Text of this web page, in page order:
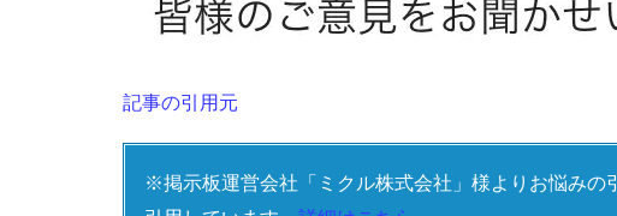
記事の引用元
※掲示板運営会社「ミクル株式会社」様よりお悩みの